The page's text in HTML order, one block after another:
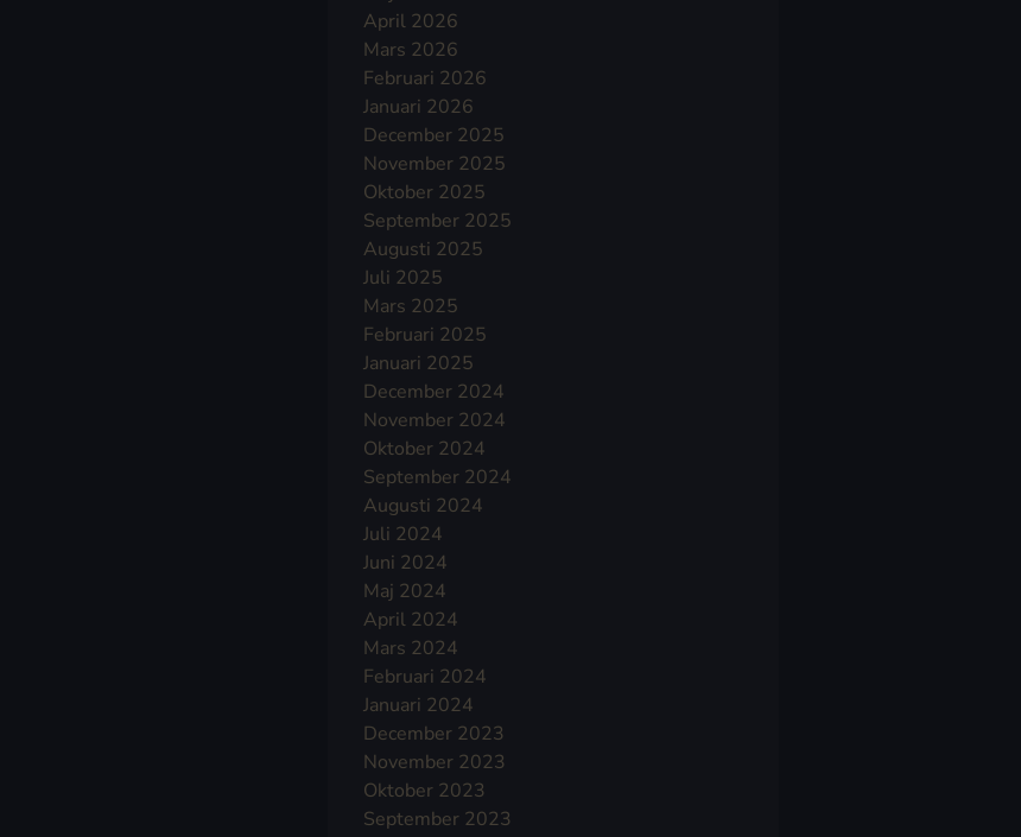
April 2026
Mars 2026
Februari 2026
Januari 2026
December 2025
November 2025
Oktober 2025
September 2025
Augusti 2025
Juli 2025
Mars 2025
Februari 2025
Januari 2025
December 2024
November 2024
Oktober 2024
September 2024
Augusti 2024
Juli 2024
Juni 2024
Maj 2024
April 2024
Mars 2024
Februari 2024
Januari 2024
December 2023
November 2023
Oktober 2023
September 2023